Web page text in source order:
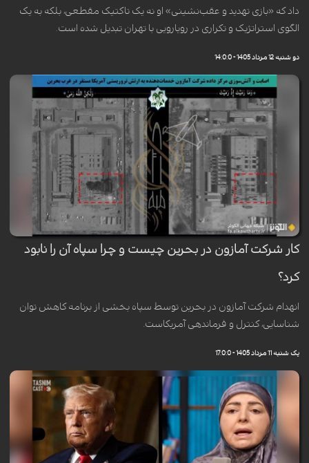
داد که «بازی تهدید و عقب‌نشینی» او نه یک تاکتیک مقطعی، بلکه به یک
الگوی استراتژیک و تکراری در رویارویی با تهران تبدیل شده است.
دو شنبه 12 مرداد 1405 - 14:0:0
کار شرکت آمازون در بحرین چیست و چرا سپاه آن را نابود
کرد؟
انهدام شرکت آمازون در بحرین توسط سپاه بخشی از برنامه کاهش توان
شناسایی، کنترل و فرماندهی آمریکاست.
یک شنبه 11 مرداد 1405 - 17:0:0